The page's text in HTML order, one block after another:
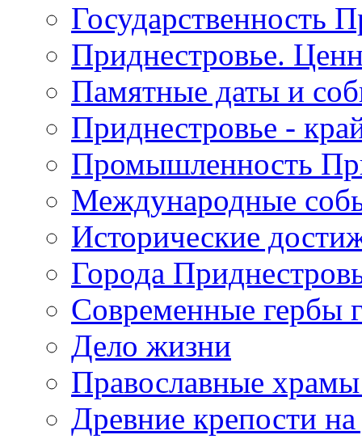
Государственность
Приднестровье.
Памятные даты и
Приднестровье -
Промышленность
Международные
Исторические
Города
Современные гербы
Дело жизни
Православные
Древние крепости